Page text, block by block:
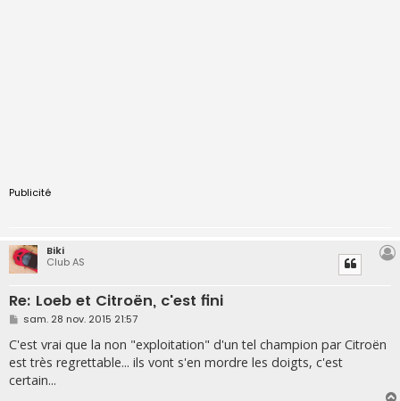
Publicité
Biki
Club AS
Re: Loeb et Citroën, c'est fini
M
s
s
a
g
e
sam. 28 nov. 2015 21:57
C'est vrai que la non "exploitation" d'un tel champion par Citroën
est très regrettable... ils vont s'en mordre les doigts, c'est
certain...